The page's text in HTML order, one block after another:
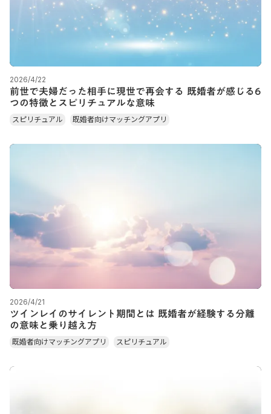
2026/4/22
前世で夫婦だった相手に現世で再会する 既婚者が感じる6
つの特徴とスピリチュアルな意味
スピリチュアル 既婚者向けマッチングアプリ
2026/4/21
ツインレイのサイレント期間とは 既婚者が経験する分離
の意味と乗り越え方
既婚者向けマッチングアプリ スピリチュアル